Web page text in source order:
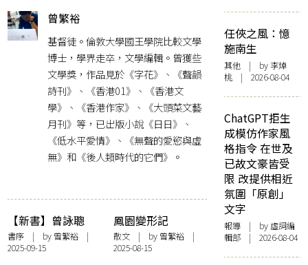
曾繁裕
基督徒。倫敦大學國王學院比較文學
博士，學界走卒，文學編輯。曾獲些
文學獎，作品見於《字花》、《聲韻
詩刊》、《香港01》、《香港文
學》、《香港作家》、《大頭菜文藝
月刊》等，已出版小說《日日》、
《低水平愛情》、《無聲的愛慾與虛
無》和《後人類時代的它們》。
【新書】曾詠聰
《浮間舟渡》曾繁
裕序——〈無限接
書序 | by 曾繁裕 |
2025-09-15
鳳園變形記
散文| by 曾繁裕|
2025-08-15
任俠之風：憶
施南生
其他 | by 李焯
桃 | 2026-08-04
ChatGPT拒生
成模仿作家風
格指令 在世及
已故文豪皆受
限 改提供相近
氛圍「原創」
文字
報導 | by 虛詞編
輯部 | 2026-08-04